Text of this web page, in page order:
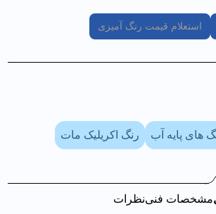
استعلام قیمت رنگ آمیزی
های پایه آب رنگ اکریلیک مات
مشخصات فنینظرات